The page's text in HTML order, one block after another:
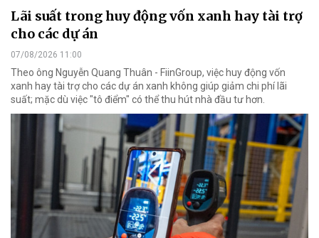
Lãi suất trong huy động vốn xanh hay tài trợ
cho các dự án
07/08/2026 11:00
Theo ông Nguyễn Quang Thuân - FiinGroup, việc huy động vốn
xanh hay tài trợ cho các dự án xanh không giúp giảm chi phí lãi
suất; mặc dù việc "tô điểm" có thể thu hút nhà đầu tư hơn.